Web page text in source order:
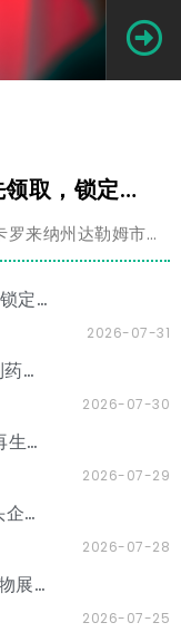
倒计时丨CPHI 深圳展门票抢先领取，锁定行业风口！
来纳州达勒姆市建
在美国的小容量注
倒计时丨CPHI 深圳展门票抢先领取，锁定行业风口！
2026-07-31
首轮嘉宾阵容公布丨CPHI深圳2026制药高质量发展大会暨第五届天然产物合成和药物先进制造方法国际研讨会
2026-07-30
【材料篇】CPHI深圳展医美论坛——再生材料与功效护肤分论坛
2026-07-29
必看！大牌阵容及会议活动剧透，龙头企业齐聚CPHI深圳展！
2026-07-28
展区回顾丨CPHI China 2026天然产物展区圆满收官，9月深圳精彩继续
2026-07-25